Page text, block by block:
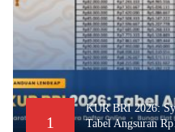
1
KUR BRI 2026:
Tabel Angsuran